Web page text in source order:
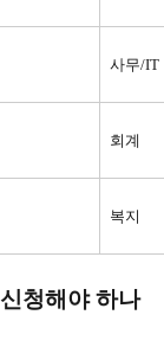
사무/IT
회계
복지
청해야 하나